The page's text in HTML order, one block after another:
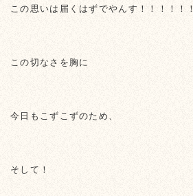
この思いは届くはずでやんす！！！！！！
この切なさを胸に
今日もこずこずのため、
そして！